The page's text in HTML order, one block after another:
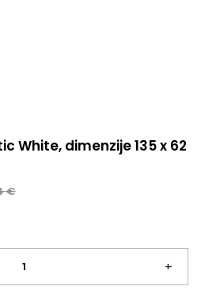
White, dimenzije 135 x 62
€
+